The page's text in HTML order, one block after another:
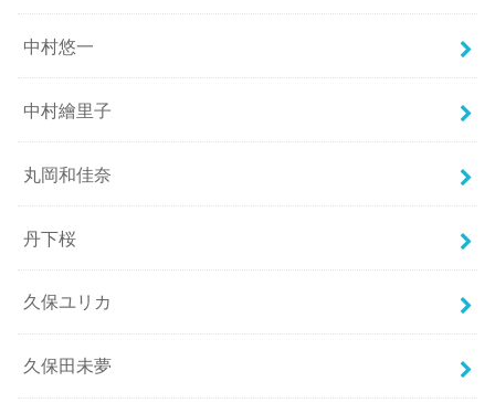
中村悠一
中村繪里子
丸岡和佳奈
丹下桜
久保ユリカ
久保田未夢